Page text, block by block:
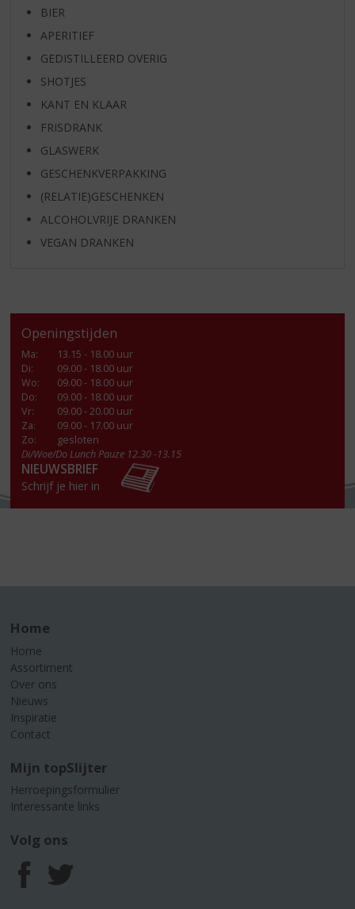
BIER
APERITIEF
GEDISTILLEERD OVERIG
SHOTJES
KANT EN KLAAR
FRISDRANK
GLASWERK
GESCHENKVERPAKKING
(RELATIE)GESCHENKEN
ALCOHOLVRIJE DRANKEN
VEGAN DRANKEN
Openingstijden
Ma:
13.15 - 18.00 uur
Di:
09.00 - 18.00 uur
Wo:
09.00 - 18.00 uur
Do:
09.00 - 18.00 uur
Vr:
09.00 - 20.00 uur
Za:
09.00 - 17.00 uur
Zo:
gesloten
Di/Woe/Do Lunch Pauze 12.30 -13.15
NIEUWSBRIEF
Schrijf je hier in
Home
Home
Assortiment
Over ons
Nieuws
Inspiratie
Contact
Mijn topSlijter
Herroepingsformulier
Interessante links
Volg ons
F
T